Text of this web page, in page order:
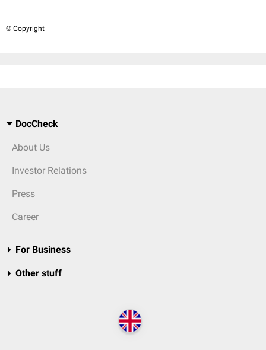
© Copyright
DocCheck
About Us
Investor Relations
Press
Career
For Business
Other stuff